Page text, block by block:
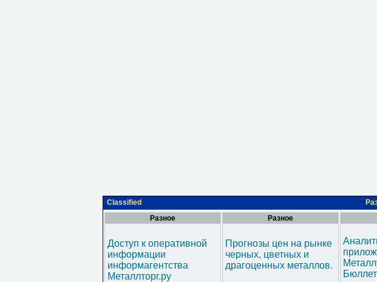
Classified
Разное
Доступ к оперативной
информации
информагентства
Металлторг.ру
Разное
Прогнозы цен на рынке
черных, цветных и
драгоценных металлов.